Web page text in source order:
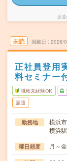
派遣
未読 掲載日 2026/
正社員登用
料セミナー
職種未経験OK
派遣
勤務地
横浜
横浜
曜日頻度 月～